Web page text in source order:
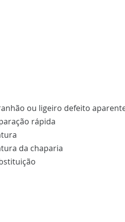
ou ligeiro defeito
rápida
da chaparia